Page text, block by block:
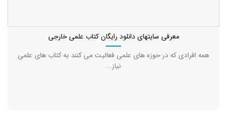
معرفی سایتهای دانلود رایگان کتاب علمی خارجی
همه افرادی که در حوزه های علمی فعالیت می کنند به کتاب های علمی
نیاز...